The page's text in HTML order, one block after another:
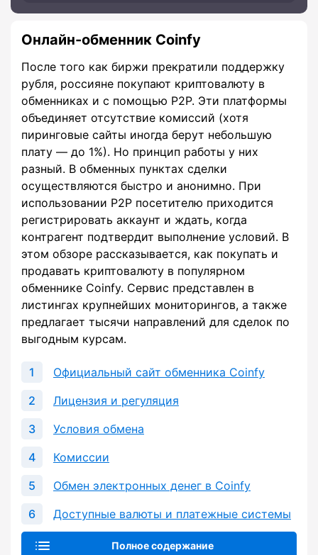
Онлайн-обменник Coinfy
После того как биржи прекратили поддержку
рубля, россияне покупают криптовалюту в
обменниках и с помощью P2P. Эти платформы
объединяет отсутствие комиссий (хотя
пиринговые сайты иногда берут небольшую
плату — до 1%). Но принцип работы у них
разный. В обменных пунктах сделки
осуществляются быстро и анонимно. При
использовании P2P посетителю приходится
регистрировать аккаунт и ждать, когда
контрагент подтвердит выполнение условий. В
этом обзоре рассказывается, как покупать и
продавать криптовалюту в популярном
обменнике Coinfy. Сервис представлен в
листингах крупнейших мониторингов, а также
предлагает тысячи направлений для сделок по
выгодным курсам.
Официальный сайт обменника Coinfy
Лицензия и регуляция
Условия обмена
Комиссии
Обмен электронных денег в Coinfy
Доступные валюты и платежные системы
Полное содержание